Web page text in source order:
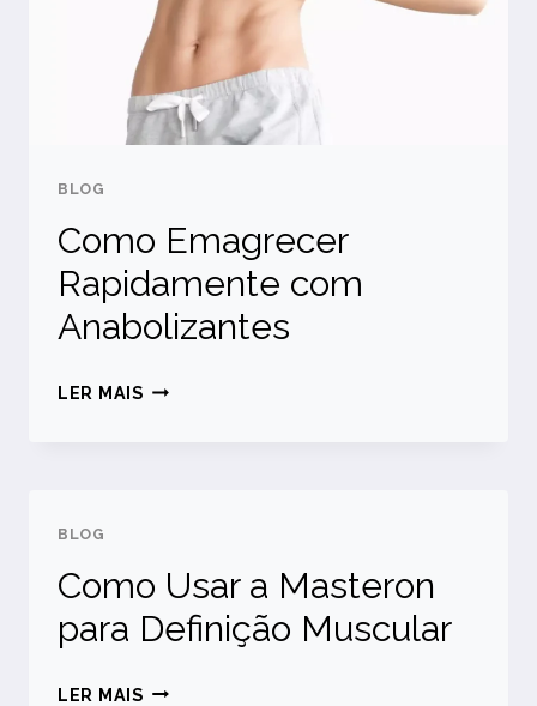
BLOG
Como Emagrecer
Rapidamente com
Anabolizantes
LER MAISCOMO
BLOG
Como Usar a Masteron
para Definição Muscular
LER MAISCOMO